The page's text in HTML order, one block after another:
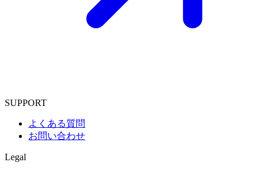
SUPPORT
よくある質問
お問い合わせ
Legal